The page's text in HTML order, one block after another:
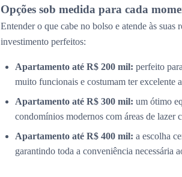
Opções sob medida para cada
Entender o que cabe no bolso e atende às
investimento perfeitos:
Apartamento até R$ 200 mil: perfeito
muito funcionais e costumam ter excelente
Apartamento até R$ 300 mil: um ótimo
condomínios modernos com áreas de lazer
Apartamento até R$ 400 mil: a escolha
garantindo toda a conveniência necessária